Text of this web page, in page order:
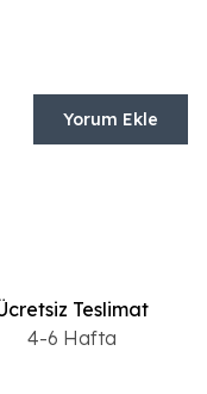
Yorum Ekle
Teslimat
4-6 Hafta